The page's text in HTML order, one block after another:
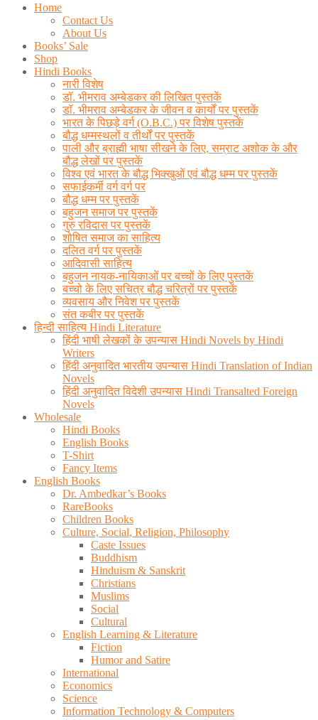
Home
Contact Us
About Us
Books’ Sale
Shop
Hindi Books
नारी विशेष
डॉ. भीमराव अम्बेडकर की लिखित पुस्तकें
डॉ. भीमराव अम्बेडकर के जीवन व कार्यों पर पुस्तकें
भारत के पिछड़े वर्ग (O.B.C.) पर विशेष पुस्तकें
बौद्ध धम्मस्थलों व तीर्थों पर पुस्तकें
पाली और ब्राह्मी भाषा सीखने के लिए, सम्राट अशोक के और
बौद्ध लेखों पर पुस्तकें
विश्व एवं भारत के बौद्ध भिक्खुओं एवं बौद्ध धम्म पर पुस्तकें
सफाईकर्मी वर्ग वर्ग पर
बौद्ध धम्म पर पुस्तकें
बहुजन समाज पर पुस्तकें
गुरु रविदास पर पुस्तकें
शोषित समाज का साहित्य
दलित वर्ग पर पुस्तकें
आदिवासी साहित्य
बहुजन नायक-नायिकाओं पर बच्चों के लिए पुस्तकें
बच्चो के लिए सचित्र बौद्ध चरित्रों पर पुस्तकें
व्यवसाय और निवेश पर पुस्तकें
संत कबीर पर पुस्तकें
हिन्दी साहित्य Hindi Literature
हिंदी भाषी लेखकों के उपन्यास Hindi Novels by Hindi
Writers
हिंदी अनुवादित भारतीय उपन्यास Hindi Translation of Indian
Novels
हिंदी अनुवादित विदेशी उपन्यास Hindi Transalted Foreign
Novels
Wholesale
Hindi Books
English Books
T-Shirt
Fancy Items
English Books
Dr. Ambedkar’s Books
RareBooks
Children Books
Culture, Social, Religion, Philosophy
Caste Issues
Buddhism
Hinduism & Sanskrit
Christians
Muslims
Social
Cultural
English Learning & Literature
Fiction
Humor and Satire
International
Economics
Science
Information Technology & Computers